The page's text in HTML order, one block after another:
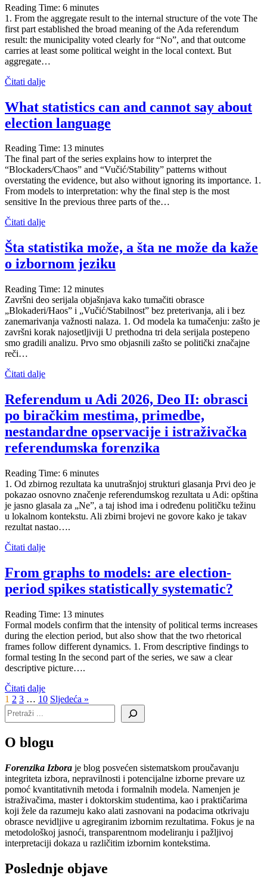
Reading Time: 6 minutes
1. From the aggregate result to the internal structure of the vote The
first part established the broad meaning of the Ada referendum
result: the municipality voted clearly for “No”, and that outcome
carries at least some political weight in the local context. But
aggregate…
Čitati dalje
What statistics can and cannot say about
election language
Reading Time: 13 minutes
The final part of the series explains how to interpret the
“Blockaders/Chaos” and “Vučić/Stability” patterns without
overstating the evidence, but also without ignoring its importance. 1.
From models to interpretation: why the final step is the most
sensitive In the previous three parts of the…
Čitati dalje
Šta statistika može, a šta ne može da kaže
o izbornom jeziku
Reading Time: 12 minutes
Završni deo serijala objašnjava kako tumačiti obrasce
„Blokaderi/Haos” i „Vučić/Stabilnost” bez preterivanja, ali i bez
zanemarivanja važnosti nalaza. 1. Od modela ka tumačenju: zašto je
završni korak najosetljiviji U prethodna tri dela serijala postepeno
smo gradili analizu. Prvo smo objasnili zašto se politički značajne
reči…
Čitati dalje
Referendum u Adi 2026, Deo II: obrasci
po biračkim mestima, primedbe,
nestandardne opservacije i istraživačka
referendumska forenzika
Reading Time: 6 minutes
1. Od zbirnog rezultata ka unutrašnjoj strukturi glasanja Prvi deo je
pokazao osnovno značenje referendumskog rezultata u Adi: opština
je jasno glasala za „Ne”, a taj ishod ima i određenu političku težinu
u lokalnom kontekstu. Ali zbirni brojevi ne govore kako je takav
rezultat nastao….
Čitati dalje
From graphs to models: are election-
period spikes statistically systematic?
Reading Time: 13 minutes
Formal models confirm that the intensity of political terms increases
during the election period, but also show that the two rhetorical
frames follow different dynamics. 1. From descriptive findings to
formal testing In the second part of the series, we saw a clear
descriptive picture….
Čitati dalje
1 2 3 … 10 Sljedeća »
O blogu
Forenzika Izbora je blog posvećen sistematskom proučavanju
integriteta izbora, nepravilnosti i potencijalne izborne prevare uz
pomoć kvantitativnih metoda i formalnih modela. Namenjen je
istraživačima, master i doktorskim studentima, kao i praktičarima
koji žele da razumeju kako alati zasnovani na podacima otkrivaju
obrasce nevidljive u agregiranim izbornim rezultatima. Fokus je na
metodološkoj jasnoći, transparentnom modeliranju i pažljivoj
interpretaciji dokaza u različitim izbornim kontekstima.
Poslednje objave